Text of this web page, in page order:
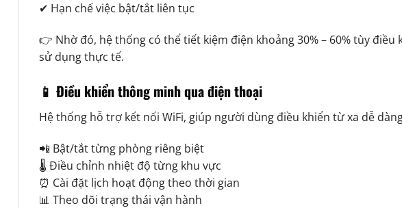
✔ Hạn chế việc bật/tắt liên tục
👉 Nhờ đó, hệ thống có thể tiết kiệm điện khoảng 30% – 60% tùy điều
sử dụng thực tế.
📱 Điều khiển thông minh qua điện thoại
Hệ thống hỗ trợ kết nối WiFi, giúp người dùng điều khiển từ xa dễ
📲 Bật/tắt từng phòng riêng biệt
🌡 Điều chỉnh nhiệt độ từng khu vực
⏰ Cài đặt lịch hoạt động theo thời gian
📊 Theo dõi trạng thái vận hành